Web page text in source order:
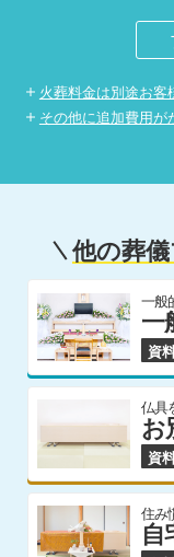
火葬料金は別途お客
その他に追加費用が
他の葬
一般
一
資
仏具
お
資
住み
自